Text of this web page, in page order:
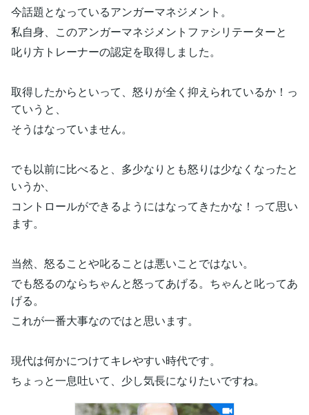
今話題となっているアンガーマネジメント。
私自身、このアンガーマネジメントファシリテーターと
叱り方トレーナーの認定を取得しました。
取得したからといって、怒りが全く抑えられているか！っ
ていうと、
そうはなっていません。
でも以前に比べると、多少なりとも怒りは少なくなったと
いうか、
コントロールができるようにはなってきたかな！って思い
ます。
当然、怒ることや叱ることは悪いことではない。
でも怒るのならちゃんと怒ってあげる。ちゃんと叱ってあ
げる。
これが一番大事なのではと思います。
現代は何かにつけてキレやすい時代です。
ちょっと一息吐いて、少し気長になりたいですね。